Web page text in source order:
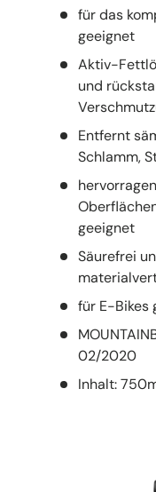
für das
geeignet
Aktiv-
und
Entfernt
Schlamm,
geeignet
Säurefrei
für E-Bikes
02/2020
Inhalt: